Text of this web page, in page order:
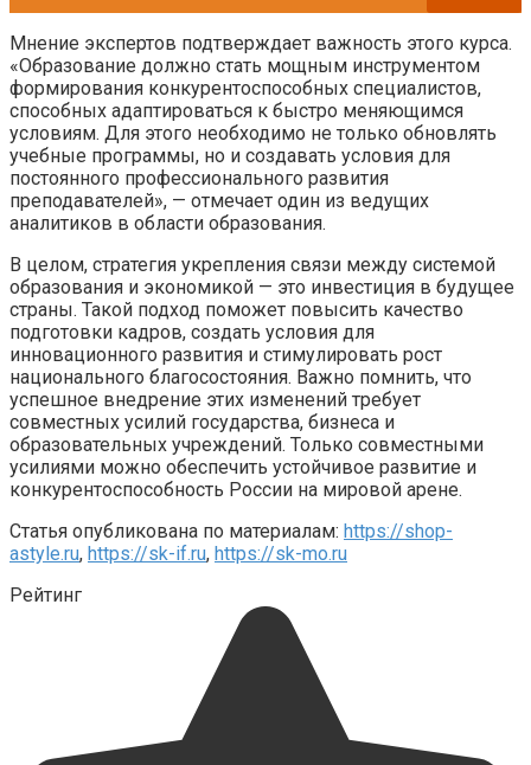
Мнение экспертов подтверждает важность этого курса.
«Образование должно стать мощным инструментом
формирования конкурентоспособных специалистов,
способных адаптироваться к быстро меняющимся
условиям. Для этого необходимо не только обновлять
учебные программы, но и создавать условия для
постоянного профессионального развития
преподавателей», — отмечает один из ведущих
аналитиков в области образования.
В целом, стратегия укрепления связи между системой
образования и экономикой — это инвестиция в будущее
страны. Такой подход поможет повысить качество
подготовки кадров, создать условия для
инновационного развития и стимулировать рост
национального благосостояния. Важно помнить, что
успешное внедрение этих изменений требует
совместных усилий государства, бизнеса и
образовательных учреждений. Только совместными
усилиями можно обеспечить устойчивое развитие и
конкурентоспособность России на мировой арене.
Статья опубликована по материалам: https://shop-
astyle.ru, https://sk-if.ru, https://sk-mo.ru
Рейтинг